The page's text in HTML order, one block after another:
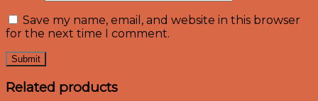
Save my name, email, and website in this browser
for the next time I comment.
Related products